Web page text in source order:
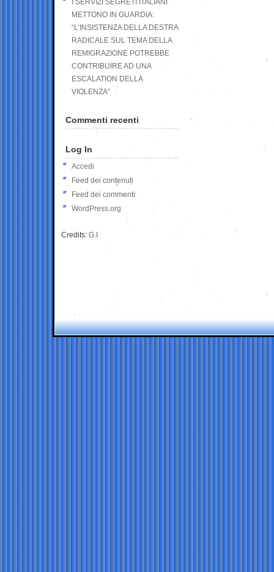
I SERVIZI SEGRETI ITALIANI
METTONO IN GUARDIA:
“L’INSISTENZA DELLA DESTRA
RADICALE SUL TEMA DELLA
REMIGRAZIONE POTREBBE
CONTRIBUIRE AD UNA
ESCALATION DELLA
VIOLENZA”
Commenti recenti
Log In
Accedi
Feed dei contenuti
Feed dei commenti
WordPress.org
Credits: G.I